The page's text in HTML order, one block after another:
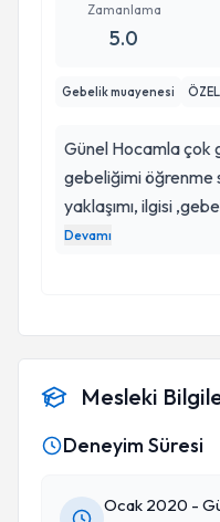
hastanesinin en iyi
uzmanı benim için 🙏
Zamanlama
5.0
Gebelik muayenesi
Günel Hocamla çok
gebeliğimi öğrenme
yaklaşımı, ilgisi
sohbetiyle benim
başladı. Kendisiyle
Devamı
Mesleki
Deneyim Süresi
Ocak 2020 -